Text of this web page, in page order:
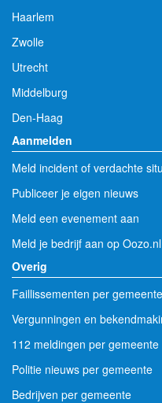
Haarlem
Zwolle
Utrecht
Middelburg
Den-Haag
Aanmelden
Meld incident of verdachte
Publiceer je eigen nieuws
Meld een evenement aan
Meld je bedrijf aan op Oozo.nl
Overig
Faillissementen per gemeente
Vergunningen en
112 meldingen per gemeente
Politie nieuws per gemeente
Bedrijven per gemeente